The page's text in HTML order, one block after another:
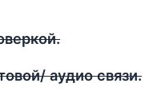
аудио связи.